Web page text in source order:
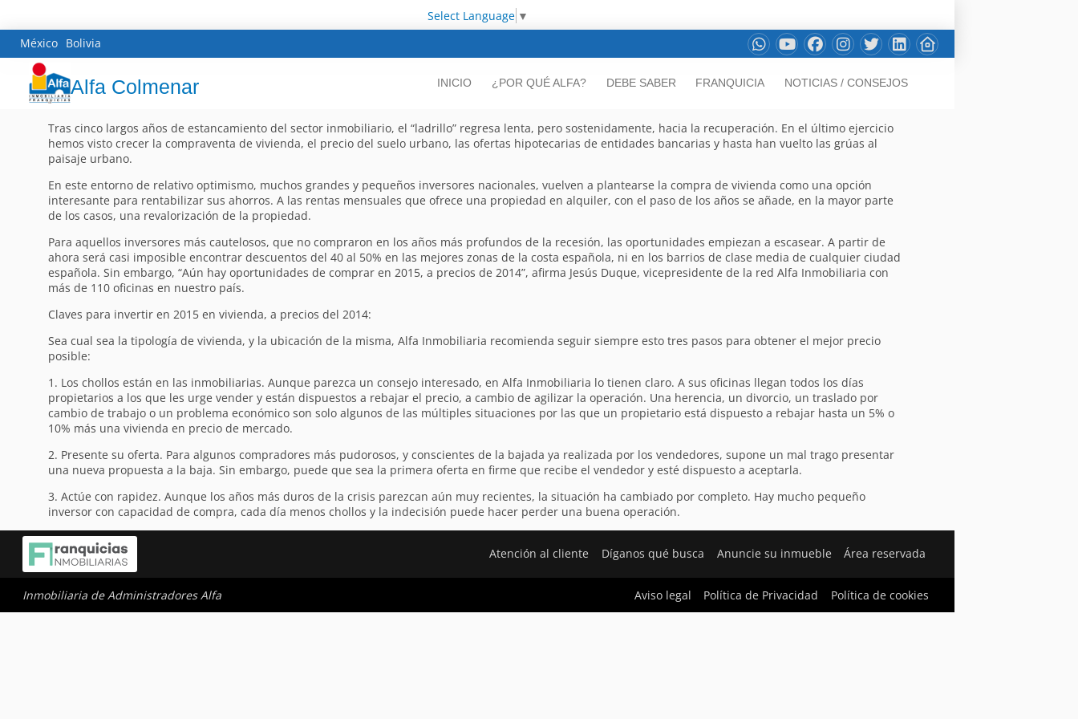
Select Language ▼
México Bolivia
Alfa Colmenar INICIO ¿POR QUÉ ALFA? DEBE SABER FRANQUICIA NOTICIAS / CONSEJOS
Tras cinco largos años de estancamiento del sector inmobiliario, el “ladrillo” regresa lenta, pero sostenidamente, hacia la recuperación. En el último ejercicio
hemos visto crecer la compraventa de vivienda, el precio del suelo urbano, las ofertas hipotecarias de entidades bancarias y hasta han vuelto las grúas al
paisaje urbano.
En este entorno de relativo optimismo, muchos grandes y pequeños inversores nacionales, vuelven a plantearse la compra de vivienda como una opción
interesante para rentabilizar sus ahorros. A las rentas mensuales que ofrece una propiedad en alquiler, con el paso de los años se añade, en la mayor parte
de los casos, una revalorización de la propiedad.
Para aquellos inversores más cautelosos, que no compraron en los años más profundos de la recesión, las oportunidades empiezan a escasear. A partir de
ahora será casi imposible encontrar descuentos del 40 al 50% en las mejores zonas de la costa española, ni en los barrios de clase media de cualquier ciudad
española. Sin embargo, “Aún hay oportunidades de comprar en 2015, a precios de 2014”, afirma Jesús Duque, vicepresidente de la red Alfa Inmobiliaria con
más de 110 oficinas en nuestro país.
Claves para invertir en 2015 en vivienda, a precios del 2014:
Sea cual sea la tipología de vivienda, y la ubicación de la misma, Alfa Inmobiliaria recomienda seguir siempre esto tres pasos para obtener el mejor precio
posible:
1. Los chollos están en las inmobiliarias. Aunque parezca un consejo interesado, en Alfa Inmobiliaria lo tienen claro. A sus oficinas llegan todos los días
propietarios a los que les urge vender y están dispuestos a rebajar el precio, a cambio de agilizar la operación. Una herencia, un divorcio, un traslado por
cambio de trabajo o un problema económico son solo algunos de las múltiples situaciones por las que un propietario está dispuesto a rebajar hasta un 5% o
10% más una vivienda en precio de mercado.
2. Presente su oferta. Para algunos compradores más pudorosos, y conscientes de la bajada ya realizada por los vendedores, supone un mal trago presentar
una nueva propuesta a la baja. Sin embargo, puede que sea la primera oferta en firme que recibe el vendedor y esté dispuesto a aceptarla.
3. Actúe con rapidez. Aunque los años más duros de la crisis parezcan aún muy recientes, la situación ha cambiado por completo. Hay mucho pequeño
inversor con capacidad de compra, cada día menos chollos y la indecisión puede hacer perder una buena operación.
Atención al cliente Díganos qué busca Anuncie su inmueble Área reservada
Inmobiliaria de Administradores Alfa Aviso legal Política de Privacidad Política de cookies